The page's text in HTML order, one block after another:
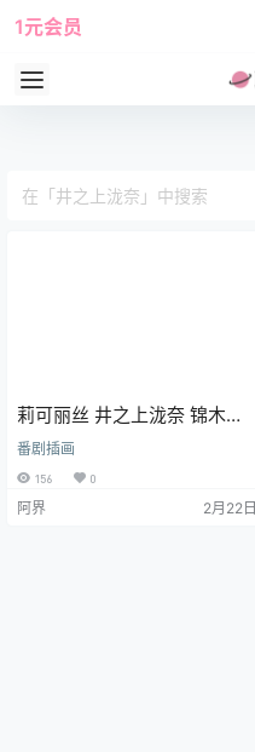
1元会员
莉可丽丝 井之上泷奈 锦木千
束 动漫壁纸 电脑壁纸 2K壁纸
番剧插画
156 0
阿界 2月22日